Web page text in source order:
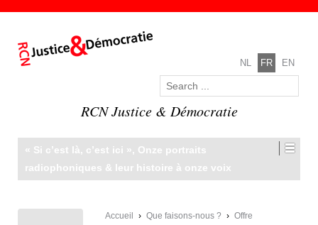
NL FR EN
RCN Justice & Démocratie
« Si c’est là, c’est ici », Onze portraits
radiophoniques & leur histoire à onze voix
Accueil › Que faisons-nous ? › Offre